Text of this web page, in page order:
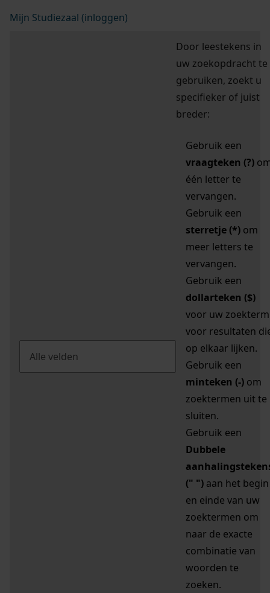
Mijn Studiezaal (inloggen)
Door leestekens in
uw zoekopdracht te
gebruiken, zoekt u
specifieker of juist
breder:
Gebruik een
vraagteken (?)
één letter te
vervangen.
Gebruik een
sterretje (*) om
meer letters te
vervangen.
Gebruik een
dollarteken ($)
voor uw zoekterm
voor resultaten
op elkaar lijken.
Gebruik een
minteken (-) om
zoektermen uit te
sluiten.
Gebruik een
Dubbele
(" ") aan het begin
en einde van uw
zoektermen om
naar de exacte
combinatie van
woorden te
zoeken.